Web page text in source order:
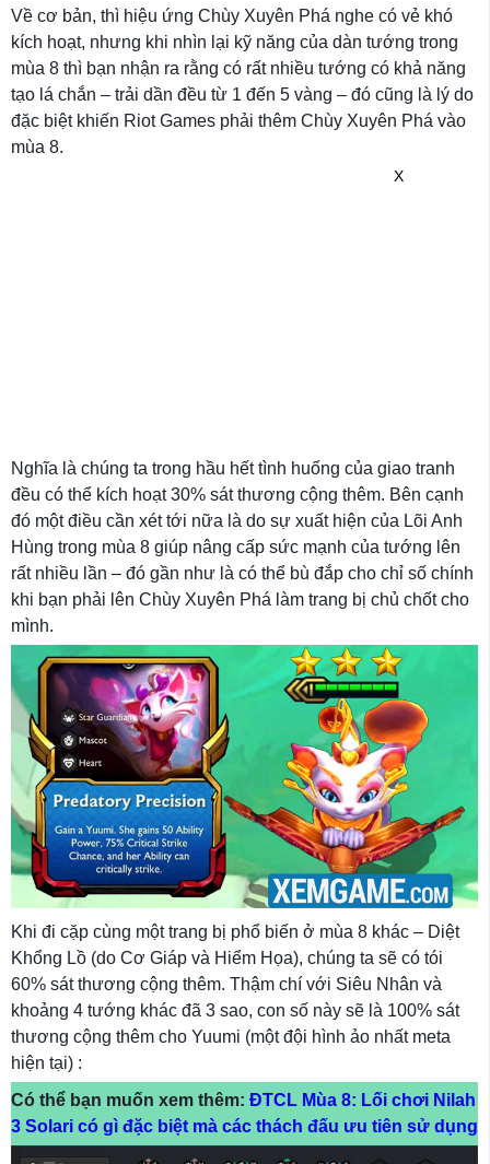
Về cơ bản, thì hiệu ứng Chùy Xuyên Phá nghe có vẻ khó
kích hoạt, nhưng khi nhìn lại kỹ năng của dàn tướng trong
mùa 8 thì bạn nhận ra rằng có rất nhiều tướng có khả năng
tạo lá chắn – trải dần đều từ 1 đến 5 vàng – đó cũng là lý do
đặc biệt khiến Riot Games phải thêm Chùy Xuyên Phá vào
mùa 8.
X
Nghĩa là chúng ta trong hầu hết tình huống của giao tranh
đều có thể kích hoạt 30% sát thương cộng thêm. Bên cạnh
đó một điều cần xét tới nữa là do sự xuất hiện của Lõi Anh
Hùng trong mùa 8 giúp nâng cấp sức mạnh của tướng lên
rất nhiều lần – đó gần như là có thể bù đắp cho chỉ số chính
khi bạn phải lên Chùy Xuyên Phá làm trang bị chủ chốt cho
mình.
Khi đi cặp cùng một trang bị phổ biến ở mùa 8 khác – Diệt
Khổng Lồ (do Cơ Giáp và Hiểm Họa), chúng ta sẽ có tói
60% sát thương cộng thêm. Thậm chí với Siêu Nhân và
khoảng 4 tướng khác đã 3 sao, con số này sẽ là 100% sát
thương cộng thêm cho Yuumi (một đội hình ảo nhất meta
hiện tại) :
Có thể bạn muốn xem thêm: ĐTCL Mùa 8: Lối chơi Nilah
3 Solari có gì đặc biệt mà các thách đấu ưu tiên sử dụng